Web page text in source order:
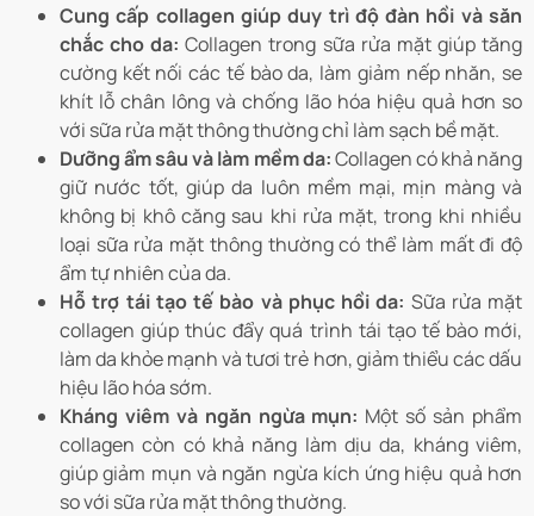
Cung cấp collagen giúp duy trì độ đàn hồi và săn
chắc cho da: Collagen trong sữa rửa mặt giúp tăng
cường kết nối các tế bào da, làm giảm nếp nhăn, se
khít lỗ chân lông và chống lão hóa hiệu quả hơn so
với sữa rửa mặt thông thường chỉ làm sạch bề mặt.
Dưỡng ẩm sâu và làm mềm da:Collagen có khả năng
giữ nước tốt, giúp da luôn mềm mại, mịn màng và
không bị khô căng sau khi rửa mặt, trong khi nhiều
loại sữa rửa mặt thông thường có thể làm mất đi độ
ẩm tự nhiên của da.
Hỗ trợ tái tạo tế bào và phục hồi da: Sữa rửa mặt
collagen giúp thúc đẩy quá trình tái tạo tế bào mới,
làm da khỏe mạnh và tươi trẻ hơn, giảm thiểu các dấu
hiệu lão hóa sớm.
Kháng viêm và ngăn ngừa mụn: Một số sản phẩm
collagen còn có khả năng làm dịu da, kháng viêm,
giúp giảm mụn và ngăn ngừa kích ứng hiệu quả hơn
so với sữa rửa mặt thông thường.